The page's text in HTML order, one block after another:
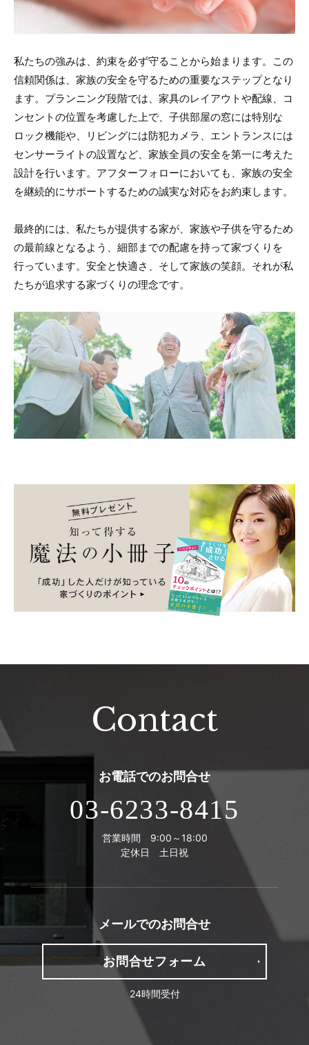
私たちの強みは、約束を必ず守ることから始まります。この
信頼関係は、家族の安全を守るための重要なステップとなり
ます。プランニング段階では、家具のレイアウトや配線、コ
ンセントの位置を考慮した上で、子供部屋の窓には特別な
ロック機能や、リビングには防犯カメラ、エントランスには
センサーライトの設置など、家族全員の安全を第一に考えた
設計を行います。アフターフォローにおいても、家族の安全
を継続的にサポートするための誠実な対応をお約束します。
最終的には、私たちが提供する家が、家族や子供を守るため
の最前線となるよう、細部までの配慮を持って家づくりを
行っています。安全と快適さ、そして家族の笑顔。それが私
たちが追求する家づくりの理念です。
Contact
お電話でのお問合せ
03-6233-8415
営業時間 9:00～18:00
定休日 土日祝
メールでのお問合せ
お問合せフォーム
24時間受付